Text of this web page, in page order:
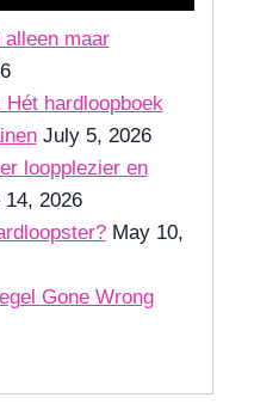
maar
hardloopboek
July 5, 2026
loopplezier en
14, 2026
May 10,
Gone Wrong